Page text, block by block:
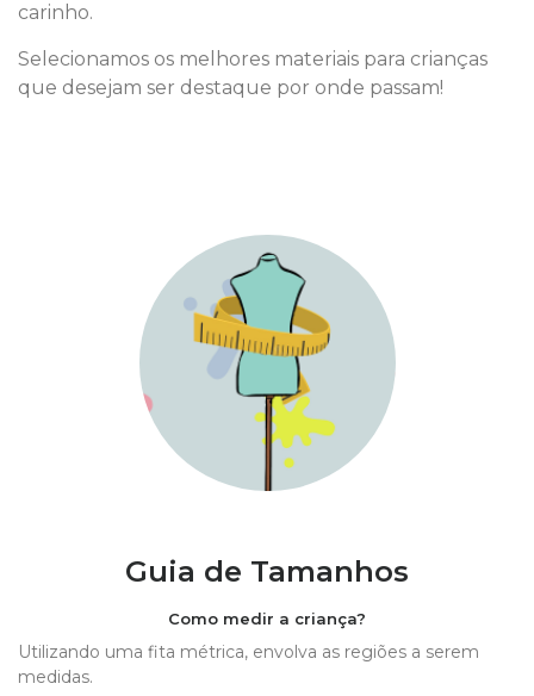
carinho.
Selecionamos os melhores materiais para crianças
que desejam ser destaque por onde passam!
Guia de Tamanhos
Como medir a criança?
Utilizando uma fita métrica, envolva as regiões a serem
medidas.